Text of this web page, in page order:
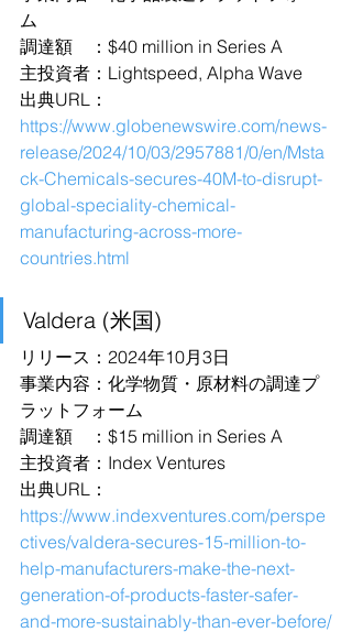
ム
調達額　：$40 million in Series A
主投資者：Lightspeed, Alpha Wave
出典URL：
https://www.globenewswire.com/news-
release/2024/10/03/2957881/0/en/Msta
ck-Chemicals-secures-40M-to-disrupt-
global-speciality-chemical-
manufacturing-across-more-
countries.html
Valdera (米国)
リリース：2024年10月3日
事業内容：化学物質・原材料の調達プ
ラットフォーム
調達額　：$15 million in Series A
主投資者：Index Ventures
出典URL：
https://www.indexventures.com/perspe
ctives/valdera-secures-15-million-to-
help-manufacturers-make-the-next-
generation-of-products-faster-safer-
and-more-sustainably-than-ever-before/